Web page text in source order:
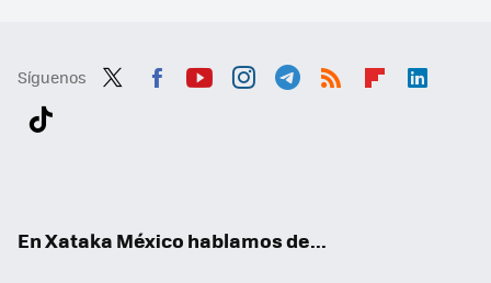
Síguenos
En Xataka México hablamos de...